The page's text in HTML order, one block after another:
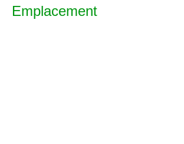
Emplacement